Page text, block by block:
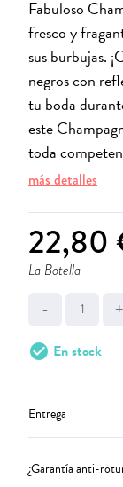
Fabuloso
fresco y
sus burbujas.
negros con
tu boda
este
toda
más detalles
22,80
La Botella
- +
check_circle En stock
Entrega
¿Garantía anti-